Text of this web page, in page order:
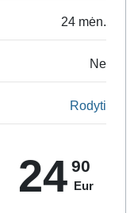
24 mėn.
Ne
Rodyti
24 90
Eur